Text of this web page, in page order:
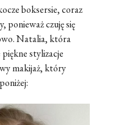
boksersie, coraz
ponieważ czuję się
Natalia, która
stylizacje
makijaż, który